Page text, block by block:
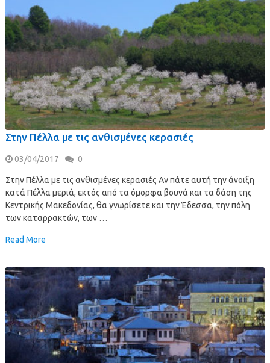
Στην Πέλλα με τις ανθισμένες κερασιές
03/04/2017 0
Στην Πέλλα με τις ανθισμένες κερασιές Αν πάτε αυτή την άνοιξη
κατά Πέλλα μεριά, εκτός από τα όμορφα βουνά και τα δάση της
Κεντρικής Μακεδονίας, θα γνωρίσετε και την Έδεσσα, την πόλη
των καταρρακτών, των …
Read More